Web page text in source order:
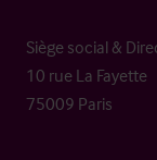
Siège social &
10 rue La Fayette
75009 Paris